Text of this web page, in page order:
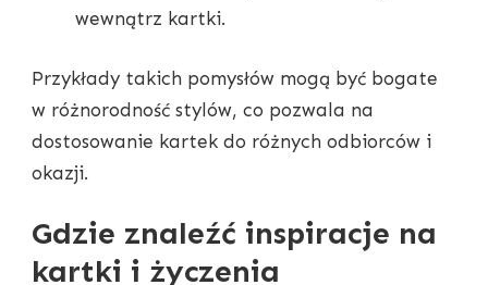
wewnątrz kartki.
Przykłady takich pomysłów mogą być bogate
w różnorodność stylów, co pozwala na
dostosowanie kartek do różnych odbiorców i
okazji.
Gdzie znaleźć inspiracje na
kartki i życzenia